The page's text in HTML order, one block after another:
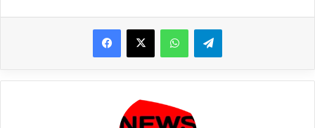
WhatsAppTelegram